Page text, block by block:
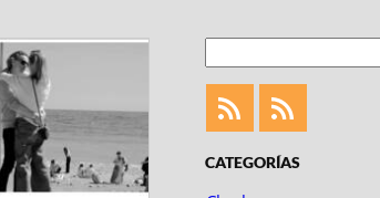
Feed
Feed
CATEGORÍAS